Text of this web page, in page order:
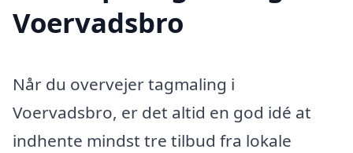
Voervadsbro
Når du overvejer tagmaling i
Voervadsbro, er det altid en god idé at
indhente mindst tre tilbud fra lokale